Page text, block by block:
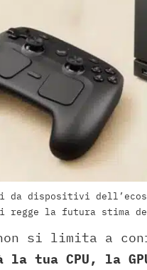
dispositivi
regge la futura stima
non si limita a
la tua CPU, la